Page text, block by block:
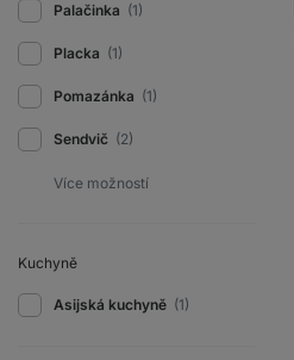
Palačinka (1)
Placka (1)
Pomazánka (1)
Sendvič (2)
Kuchyně
Asijská kuchyně (1)